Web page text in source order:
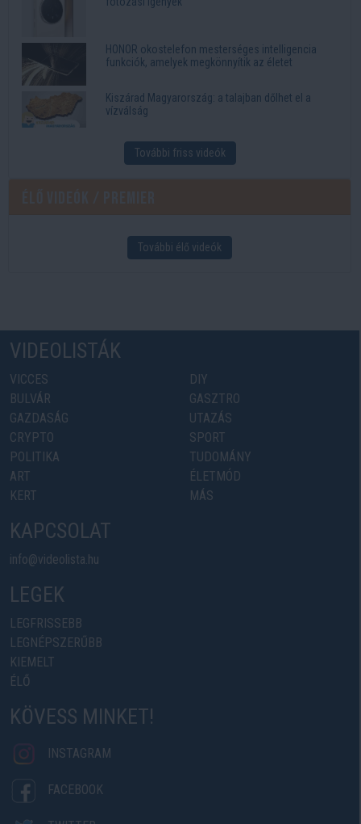
HONOR okostelefon mesterséges intelligencia
funkciók, amelyek megkönnyítik az életet
Kiszárad Magyarország: a talajban dőlhet el a
vízválság
További friss videók
További élő videók
VIDEOLISTÁK
VICCES
BULVÁR
GAZDASÁG
CRYPTO
POLITIKA
ART
KERT
DIY
GASZTRO
UTAZÁS
SPORT
TUDOMÁNY
ÉLETMÓD
MÁS
KAPCSOLAT
info@videolista.hu
LEGEK
LEGFRISSEBB
LEGNÉPSZERŰBB
KIEMELT
ÉLŐ
KÖVESS MINKET!
INSTAGRAM
FACEBOOK